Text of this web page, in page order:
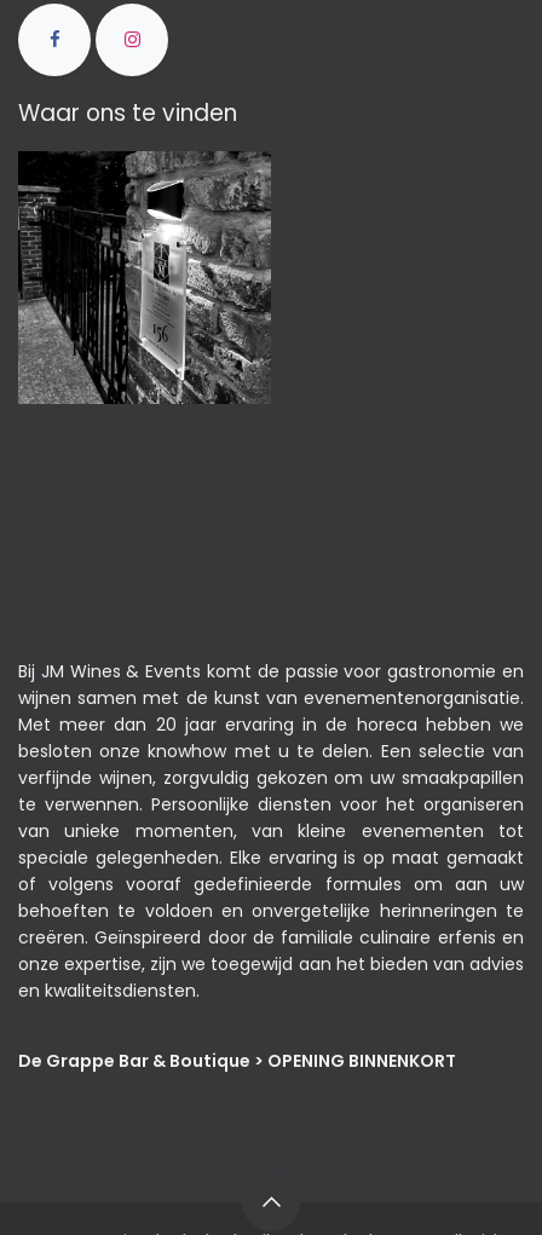
Waar ons te vinden
Bij JM Wines & Events komt de passie voor gastronomie en
wijnen samen met de kunst van evenementenorganisatie.
Met meer dan 20 jaar ervaring in de horeca hebben we
besloten onze knowhow met u te delen. Een selectie van
verfijnde wijnen, zorgvuldig gekozen om uw smaakpapillen
te verwennen. Persoonlijke diensten voor het organiseren
van unieke momenten, van kleine evenementen tot
speciale gelegenheden. Elke ervaring is op maat gemaakt
of volgens vooraf gedefinieerde formules om aan uw
behoeften te voldoen en onvergetelijke herinneringen te
creëren. Geïnspireerd door de familiale culinaire erfenis en
onze expertise, zijn we toegewijd aan het bieden van advies
en kwaliteitsdiensten.
De Grappe Bar & Boutique > OPENING BINNENKORT